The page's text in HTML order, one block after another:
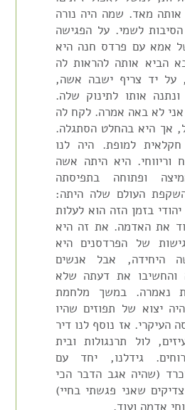
מאד. שמה היה נורה
לשמי. על הפגישה
אמא עם פרדס חנה היא
הביא אותה להראות לה
על יד צריף ישבה אשה,
אותו לתינוק שלה.
לא באה אמרה. לקח לה
אך היא בהחלט הסתגלה.
למופת. היה לנו
וריווחי. היא היתה אשה
ופתוחה בתפיסתה
העולם שלה היתה:
בזמן הזה הוא לעלות
את האדמה. את זה היא
של הפרדסנים היא
היחידה, אבל אנשים
והחשיבו את דעתה שלא
נאמרה. במשך מלחמת
יצוא של תפוזים שהיו
העיקרי. אז נוסף לנו דיר
לול תרנגולות ובית
גידלנו, יחד עם
(שהיה אגב הדבר הכי
שאני פגשתי בחיי)